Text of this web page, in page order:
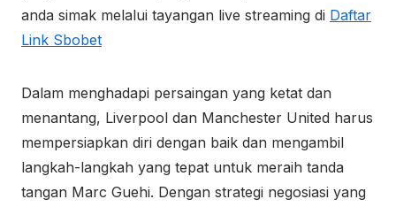
anda simak melalui tayangan live streaming di Daftar
Link Sbobet
Dalam menghadapi persaingan yang ketat dan
menantang, Liverpool dan Manchester United harus
mempersiapkan diri dengan baik dan mengambil
langkah-langkah yang tepat untuk meraih tanda
tangan Marc Guehi. Dengan strategi negosiasi yang